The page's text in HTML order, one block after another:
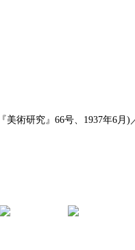
術研究』66号、1937年6月